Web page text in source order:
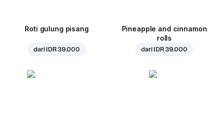
Roti gulung pisang
dari IDR 39.000
Pineapple and cinnamon
rolls
dari IDR 39.000